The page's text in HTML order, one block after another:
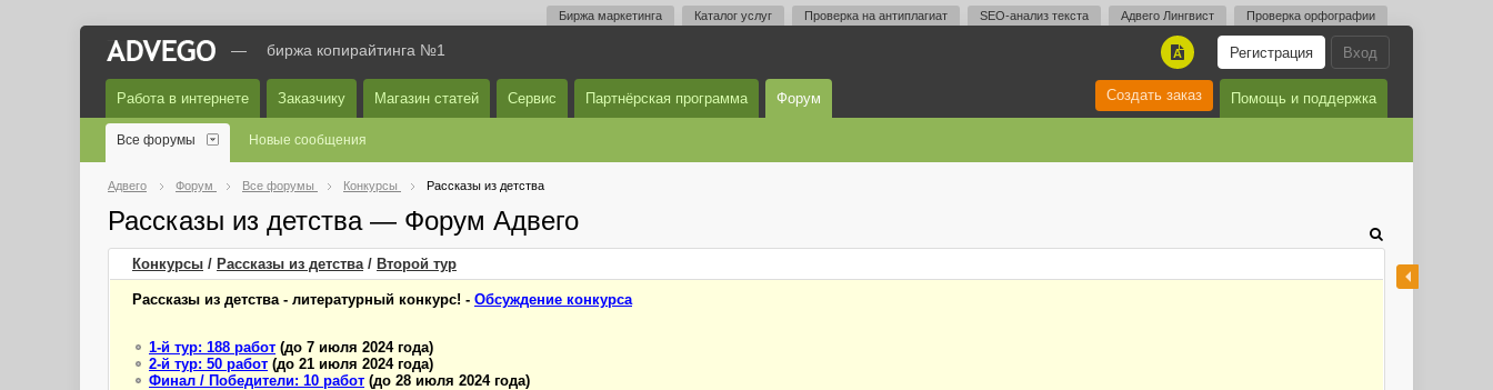
Биржа маркетинга Каталог услуг Проверка на антиплагиат SEO-анализ текста Адвего Лингвист Проверка орфографии
Вход
Регистрация
A
— биржа копирайтинга №1
Работа в интернете Заказчику Магазин статей Сервис Партнёрская программа Форум Помощь и поддержка
Создать заказ
Все форумы Новые сообщения
Адвего Форум Все форумы Конкурсы Рассказы из детства
Рассказы из детства — Форум Адвего
Конкурсы / Рассказы из детства/ Второй тур
Рассказы из детства - литературный конкурс! - Обсуждение конкурса
1-й тур: 188 работ (до 7 июля 2024 года)
2-й тур: 50 работ (до 21 июля 2024 года)
Финал / Победители: 10 работ (до 28 июля 2024 года)